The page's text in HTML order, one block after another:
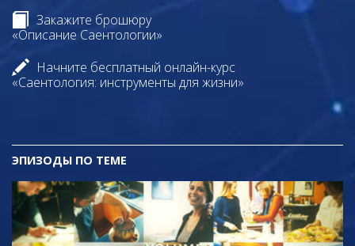
Закажите брошюру
«Описание Саентологии»
Начните бесплатный онлайн-курс
«Саентология: инструменты для жизни»
ЭПИЗОДЫ ПО ТЕМЕ